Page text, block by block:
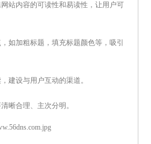
站内容的可读性和易读性，让用户可
如加粗标题，填充标题颜色等，吸引
建设与用户互动的渠道。
晰合理、主次分明。